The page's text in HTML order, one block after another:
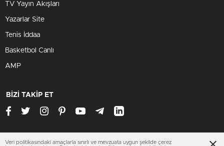
TV Yayın Akışları
Yazarlar Site
Tenis İddaa
Basketbol Canlı
AMP
BİZİ TAKİP ET
www.kocaelisondakika.org
Veri politikasındaki amaçlarla sınırlı ve mevzuata uygun şekilde çerez